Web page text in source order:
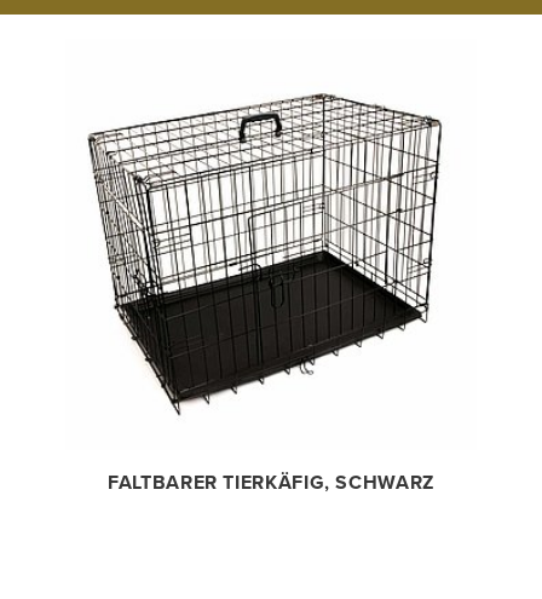
FALTBARER TIERKÄFIG, SCHWARZ